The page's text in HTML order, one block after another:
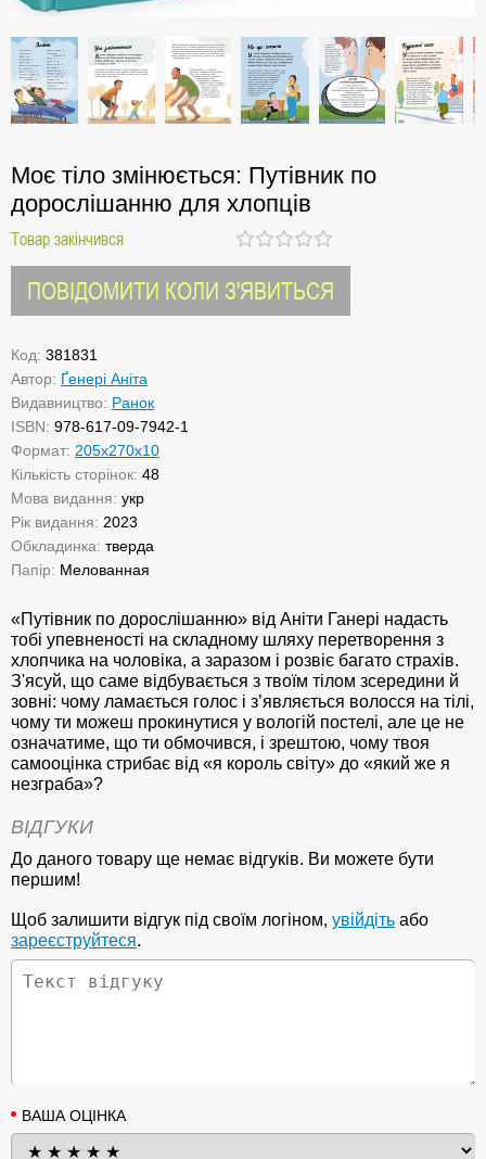
Моє тіло змінюється: Путівник по
дорослішанню для хлопців
Товар закінчився
ПОВІДОМИТИ КОЛИ З'ЯВИТЬСЯ
Код: 381831
Автор: Ґенері Аніта
Видавництво: Ранок
ISBN: 978-617-09-7942-1
Формат: 205х270х10
Кількість сторінок: 48
Мова видання: укр
Рік видання: 2023
Обкладинка: тверда
Папір: Мелованная
«Путівник по дорослішанню» від Аніти Ганері надасть
тобі упевненості на складному шляху перетворення з
хлопчика на чоловіка, а заразом і розвіє багато страхів.
З'ясуй, що саме відбувається з твоїм тілом зсередини й
зовні: чому ламається голос і з’являється волосся на тілі,
чому ти можеш прокинутися у вологій постелі, але це не
означатиме, що ти обмочився, і зрештою, чому твоя
самооцінка стрибає від «я король світу» до «який же я
незграба»?
ВІДГУКИ
До даного товару ще немає відгуків. Ви можете бути
першим!
Щоб залишити відгук під своїм логіном, увійдіть або
зареєструйтеся.
ВАША ОЦІНКА